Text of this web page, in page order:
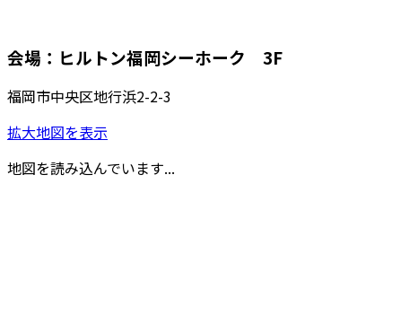
会場：ヒルトン福岡シーホーク 3F
福岡市中央区地行浜2-2-3
拡大地図を表示
地図を読み込んでいます...